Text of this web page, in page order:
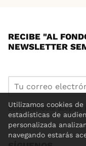
RECIBE "AL
NEWSLETTER
Suscribiéndote
Utilizamos cookies
estadísticas de
personalizada
navegando estarás